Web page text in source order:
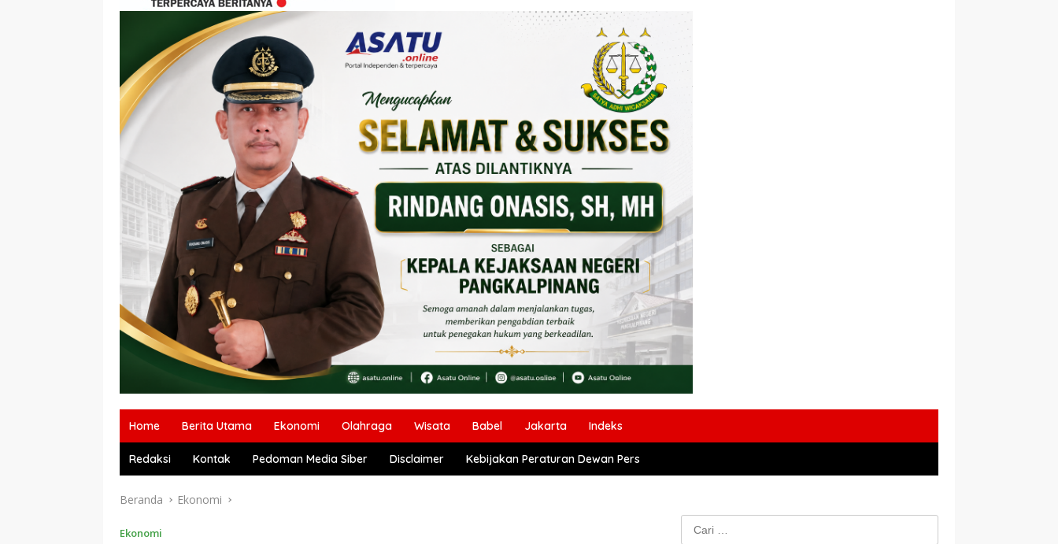
Home Berita Utama Ekonomi Olahraga Wisata Babel Jakarta Indeks
Redaksi Kontak Pedoman Media Siber Disclaimer Kebijakan Peraturan Dewan Pers
Beranda Ekonomi
Ekonomi